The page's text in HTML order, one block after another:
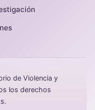
de Violencia y
los derechos